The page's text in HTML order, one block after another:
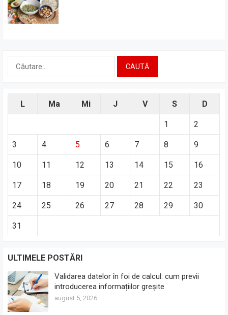
L Ma Mi J V S D
1 2
3 4 5 6 7 8 9
10 11 12 13 14 15 16
17 18 19 20 21 22 23
24 25 26 27 28 29 30
31
ULTIMELE POSTĂRI
Validarea datelor în foi de calcul: cum previi
introducerea informațiilor greșite
august 5, 2026